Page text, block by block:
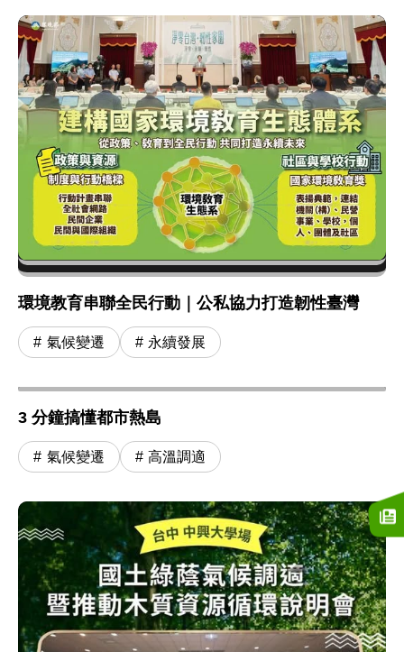
環境教育串聯全民行動｜公私協力打造韌性臺灣
氣候變遷 永續發展
3 分鐘搞懂都市熱島
氣候變遷 高溫調適